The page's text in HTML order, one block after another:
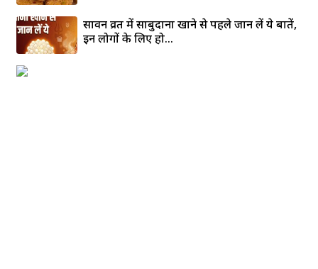
सावन व्रत में साबुदाना खाने से पहले जान लें ये बातें,
इन लोगों के लिए हो...